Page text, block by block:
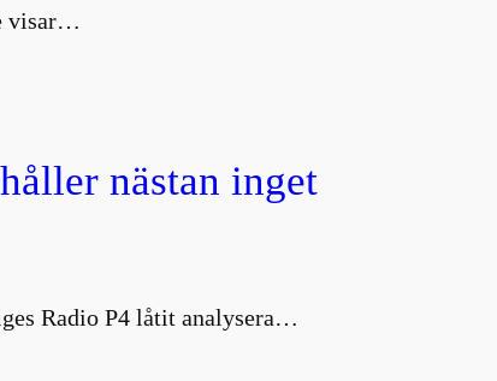
visar…
nästan inget
Radio P4 låtit analysera…